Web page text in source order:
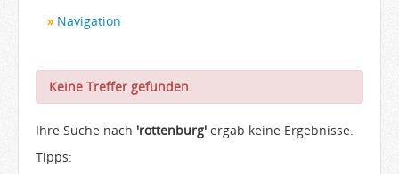
Navigation
Bewerber
Arbeitgeber
Firmen von A-Z
Karrieremail
Keine Treffer gefunden.
Ihre Suche nach 'rottenburg' ergab keine Ergebnisse.
Tipps: